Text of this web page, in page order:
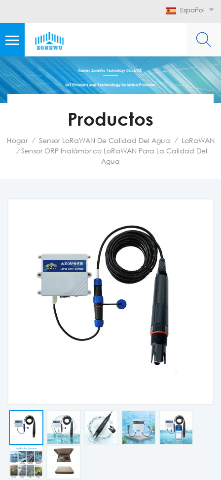
Español
Productos
Hogar / Sensor LoRaWAN De Calidad Del Agua / LoRaWAN
/ Sensor ORP Inalámbrico LoRaWAN Para La Calidad Del
Agua